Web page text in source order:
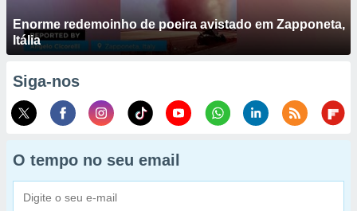
Enorme redemoinho de poeira avistado em Zapponeta,
Itália
Siga-nos
O tempo no seu email